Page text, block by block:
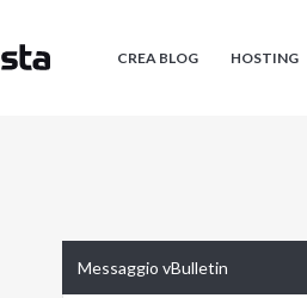
CREA BLOG HOSTING
Messaggio vBulletin